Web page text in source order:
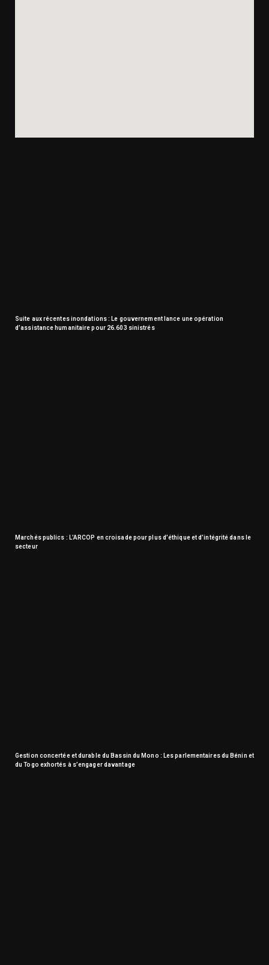
Suite aux récentes inondations : Le gouvernement lance une opération
d’assistance humanitaire pour 26.603 sinistrés
Marchés publics : L’ARCOP en croisade pour plus d’éthique et d’intégrité dans le
secteur
Gestion concertée et durable du Bassin du Mono : Les parlementaires du Bénin et
du Togo exhortés à s’engager davantage